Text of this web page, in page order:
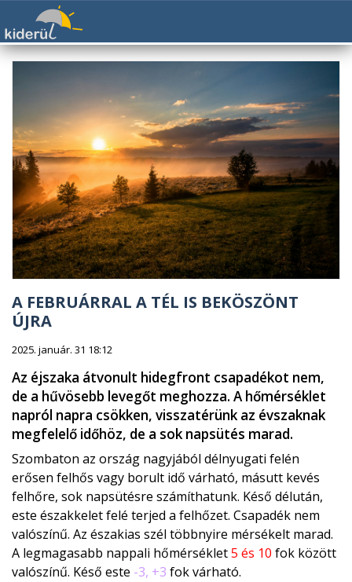
A FEBRUÁRRAL A TÉL IS BEKÖSZÖNT
ÚJRA
2025. január. 31 18:12
Az éjszaka átvonult hidegfront csapadékot nem,
de a hűvösebb levegőt meghozza. A hőmérséklet
napról napra csökken, visszatérünk az évszaknak
megfelelő időhöz, de a sok napsütés marad.
Szombaton az ország nagyjából délnyugati felén
erősen felhős vagy borult idő várható, másutt kevés
felhőre, sok napsütésre számíthatunk. Késő délután,
este északkelet felé terjed a felhőzet. Csapadék nem
valószínű. Az északias szél többnyire mérsékelt marad.
A legmagasabb nappali hőmérséklet5 és 10 fok között
valószínű. Késő este -3, +3 fok várható.